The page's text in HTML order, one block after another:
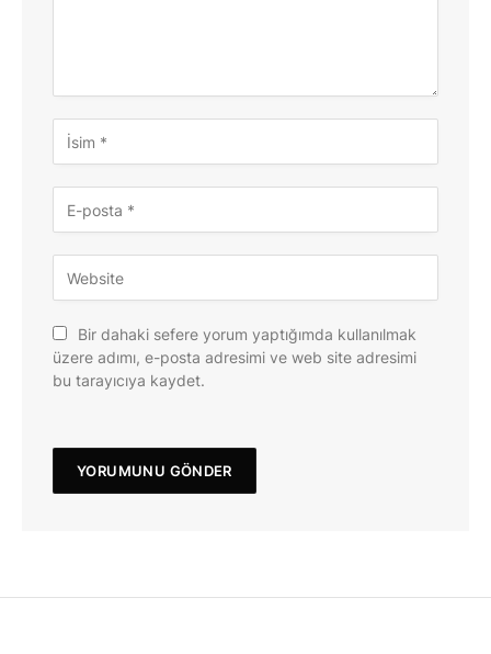
Bir dahaki sefere yorum yaptığımda kullanılmak
üzere adımı, e-posta adresimi ve web site adresimi
bu tarayıcıya kaydet.